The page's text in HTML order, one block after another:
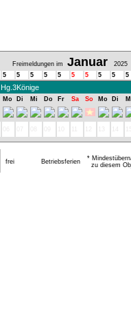
Freimeldungen im Januar 2025
5 5 5 5 5 5 5 5 5 5
Hg.3Könige
Mo Di Mi Do Fr Sa So Mo Di
frei Betriebsferien
*
zu diesem